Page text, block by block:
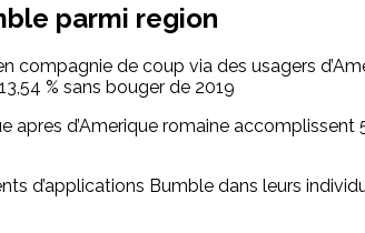
parmi region
compagnie de coup via des usagers
% sans bouger de 2019
d’Amerique romaine
d’applications Bumble dans leurs